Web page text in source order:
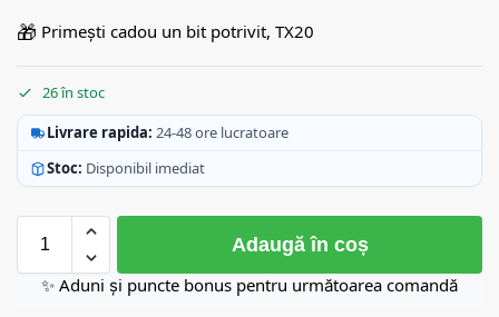
🎁 Primești cadou un bit potrivit, TX20
26 în stoc
Livrare rapida: 24-48 ore lucratoare
Stoc: Disponibil imediat
Adaugă în coș
✨ Aduni și puncte bonus pentru următoarea comandă